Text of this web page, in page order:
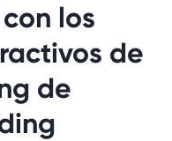
los
de
de